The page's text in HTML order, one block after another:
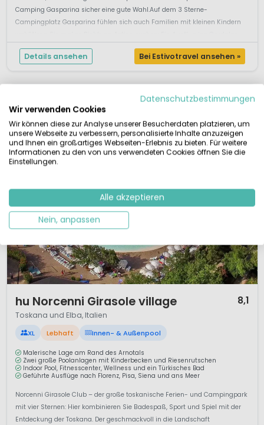
Camping Gasparina sicher eine gute Wahl.Auf dem 3 Sterne-
Campingplatz Gasparina fühlen sich auch Familien mit kleinen Kindern
Details ansehen Bei Estivotravel ansehen »
hu Norcenni Girasole village 8,1
Toskana und Elba, Italien
XL Lebhaft Innen- & Außenpool
Malerische Lage am Rand des Arnotals
Zwei große Poolanlagen mit Kinderbecken und Riesenrutschen
Indoor Pool, Fitnesscenter, Wellness und ein Türkisches Bad
Geführte Ausflüge nach Florenz, Pisa, Siena und ans Meer
Norcenni Girasole Club – der große toskanische Ferien- und Campingpark
mit vier Sternen: Hier kombinieren Sie Badespaß, Sport und Spiel mit der
Entdeckung der Toskana. Der geschmackvoll in die Landschaft
Datenschutzbestimmungen
Wir verwenden Cookies
Wir können diese zur Analyse unserer Besucherdaten platzieren, um
unsere Webseite zu verbessern, personalisierte Inhalte anzuzeigen
und Ihnen ein großartiges Webseiten-Erlebnis zu bieten. Für weitere
Informationen zu den von uns verwendeten Cookies öffnen Sie die
Einstellungen.
Alle akzeptieren
Nein, anpassen